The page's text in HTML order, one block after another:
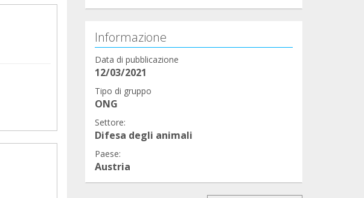
Informazione
Data di pubblicazione
12/03/2021
Tipo di gruppo
ONG
Settore:
Difesa degli animali
Paese:
Austria